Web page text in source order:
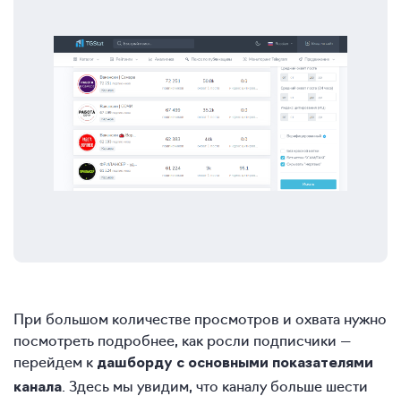
При большом количестве просмотров и охвата нужно
посмотреть подробнее, как росли подписчики —
перейдем к дашборду с основными показателями
канала . Здесь мы увидим, что каналу больше шести